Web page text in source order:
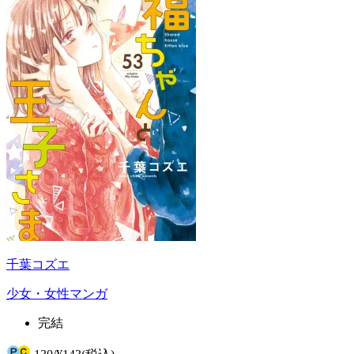
千葉コズエ
少女・女性マンガ
完結